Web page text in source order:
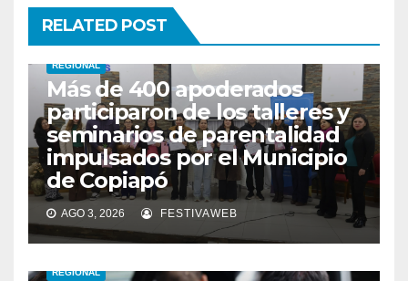
RELATED POST
REGIONAL
Más de 400 apoderados
participaron de los talleres y
seminarios de parentalidad
impulsados por el Municipio
de Copiapó
AGO 3, 2026 FESTIVAWEB
REGIONAL